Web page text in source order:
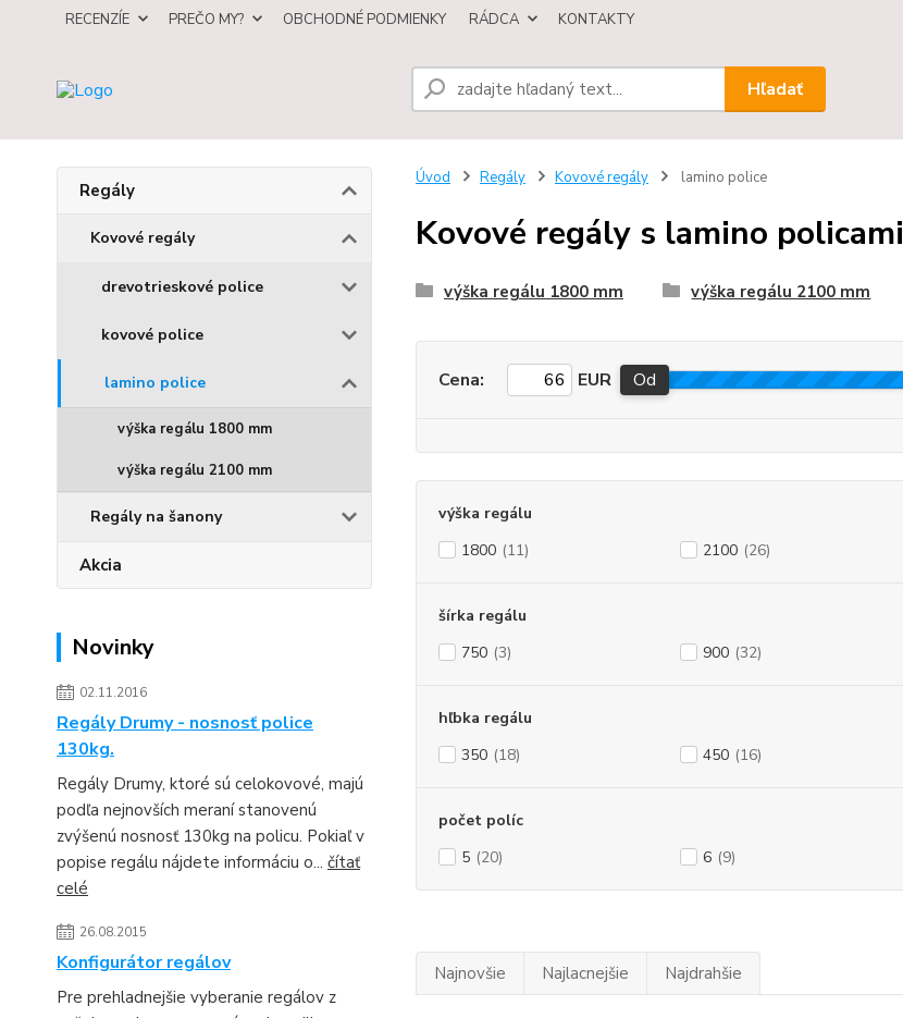
RECENZÍE PREČO MY? OBCHODNÉ PODMIENKY RÁDCA KONTAKTY
Hľadať
Regály
Kovové regály
drevotrieskové police
kovové police
lamino police
výška regálu 1800 mm
výška regálu 2100 mm
Regály na šanony
Akcia
Novinky
02.11.2016
Regály Drumy - nosnosť police
130kg.
Regály Drumy, ktoré sú celokovové, majú
podľa nejnovších meraní stanovenú
zvýšenú nosnosť 130kg na policu. Pokiaľ v
popise regálu nájdete informáciu o... čítať
celé
26.08.2015
Konfigurátor regálov
Pre prehladnejšie vyberanie regálov z
Úvod Regály Kovové regály lamino police
Kovové regály s lamino policami
výška regálu 1800 mm výška regálu 2100 mm
Cena: EUR Od
výška regálu
1800 (11) 2100 (26)
šírka regálu
750 (3) 900 (32)
hľbka regálu
350 (18) 450 (16)
počet políc
5 (20) 6 (9)
Najnovšie Najlacnejšie Najdrahšie